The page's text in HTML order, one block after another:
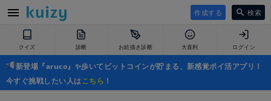
作成する 検索
クイズ 診断 お絵描き診断 大喜利 ログイン
新登場『aruco』✨歩いてビットコインが貯まる、新感覚ポイ活アプリ！
今すぐ挑戦したい人はこちら ！